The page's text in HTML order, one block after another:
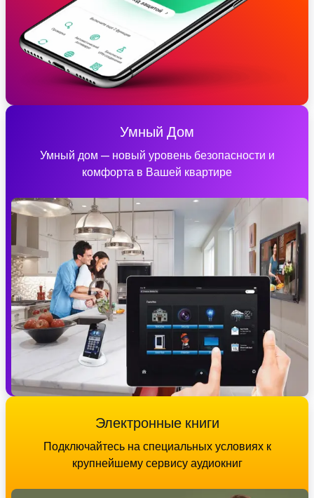
Умный Дом
Умный дом — новый уровень безопасности и
комфорта в Вашей квартире
Электронные книги
Подключайтесь на специальных условиях к
крупнейшему сервису аудиокниг